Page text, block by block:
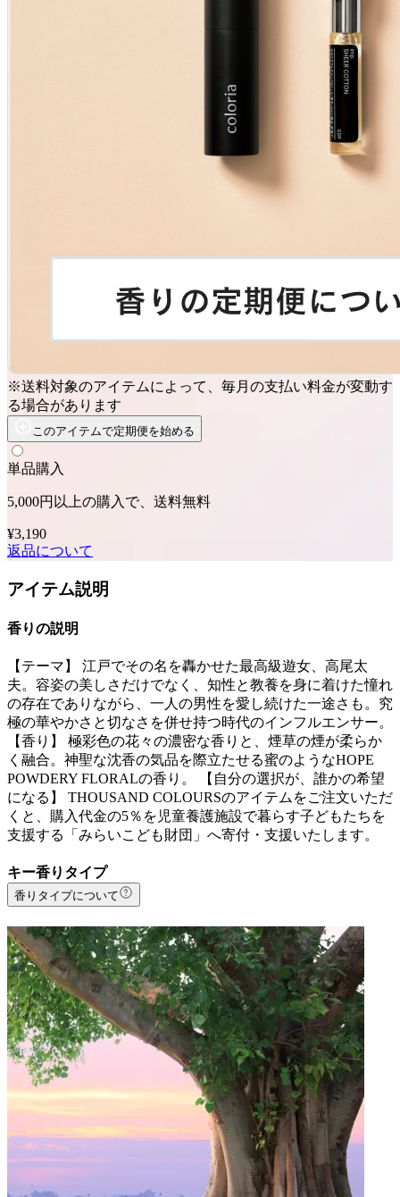
※送料対象のアイテムによって、毎月の支払い料金が変動す
る場合があります
このアイテムで定期便を始める
単品購入
5,000円以上の購入で、送料無料
¥3,190
返品について
アイテム説明
香りの説明
【テーマ】 江戸でその名を轟かせた最高級遊女、高尾太
夫。容姿の美しさだけでなく、知性と教養を身に着けた憧れ
の存在でありながら、一人の男性を愛し続けた一途さも。究
極の華やかさと切なさを併せ持つ時代のインフルエンサー。
【香り】 極彩色の花々の濃密な香りと、煙草の煙が柔らか
く融合。神聖な沈香の気品を際立たせる蜜のようなHOPE
POWDERY FLORALの香り。 【自分の選択が、誰かの希望
になる】 THOUSAND COLOURSのアイテムをご注文いただ
くと、購入代金の5％を児童養護施設で暮らす子どもたちを
支援する「みらいこども財団」へ寄付・支援いたします。
キー香りタイプ
香りタイプについて